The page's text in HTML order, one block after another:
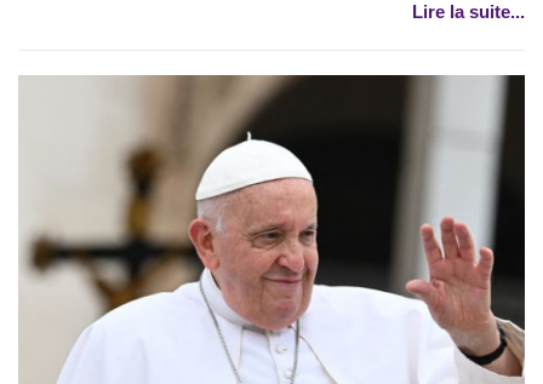
Lire la suite...